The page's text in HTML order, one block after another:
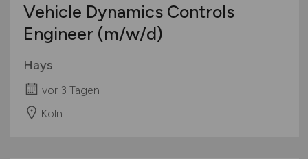
Vehicle Dynamics Controls
Engineer (m/w/d)
Hays
vor 3 Tagen
Köln